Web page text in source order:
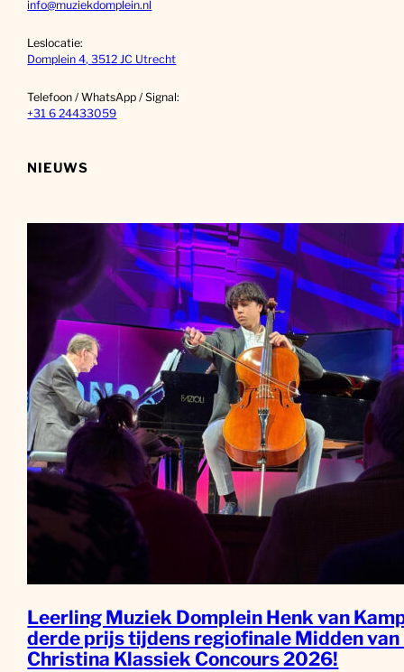
info@muziekdomplein.nl
Leslocatie:
Domplein 4, 3512 JC Utrecht
Telefoon / WhatsApp / Signal:
+31 6 24433059
NIEUWS
Leerling Muziek Domplein Henk van
derde prijs tijdens regiofinale Midden van
Christina Klassiek Concours 2026!